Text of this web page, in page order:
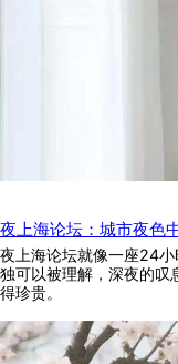
夜上海论坛：城市夜色
夜上海论坛就像一座24
独可以被理解，深夜的叹
得珍贵。